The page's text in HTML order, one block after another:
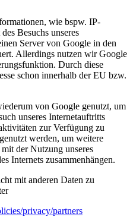
wie bspw. IP-
Besuchs unseres
Server von Google in den
Allerdings nutzen wir Google
Durch diese
schon innerhalb der EU bzw.
von Google genutzt, um
unseres Internetauftritts
zur Verfügung zu
werden, um weitere
der Nutzung unseres
Internets zusammenhängen.
mit anderen Daten zu
privacy/partners